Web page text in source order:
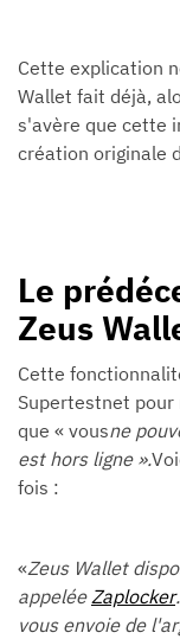
Cette explication
Wallet fait déjà,
s'avère que cette
création originale
Le
Zeus
Cette
Supertestnet
que « vousne
est hors ligne ».
fois :
«Zeus Wallet
appelée Zaplocker
vous envoie de